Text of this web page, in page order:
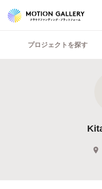
プロジェクトを探す